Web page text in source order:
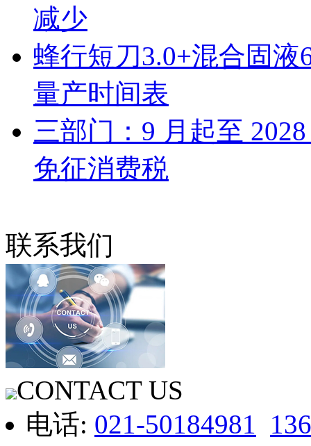
减少
蜂行短刀3.0+混合固
量产时间表
三部门：9 月起至
免征消费税
联系我们
CONTACT US
电话: 021-50184981